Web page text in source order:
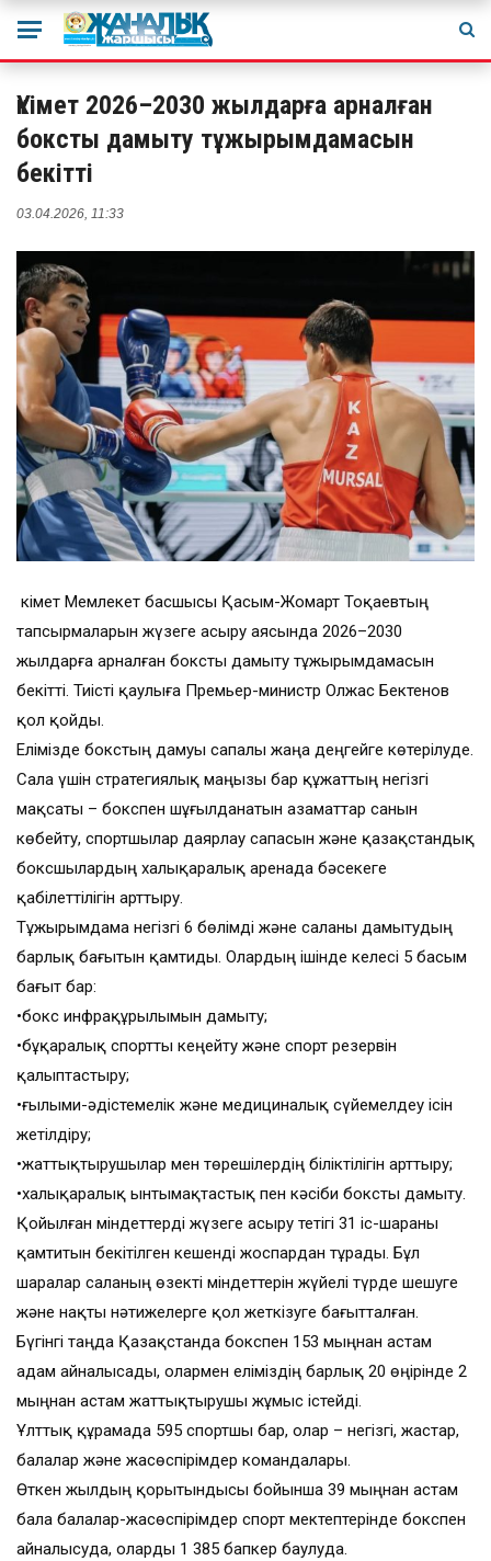
Үкімет 2026–2030 жылдарға арналған
боксты дамыту тұжырымдамасын
бекітті
03.04.2026, 11:33
Үкімет Мемлекет басшысы Қасым-Жомарт Тоқаевтың
тапсырмаларын жүзеге асыру аясында 2026–2030
жылдарға арналған боксты дамыту тұжырымдамасын
бекітті. Тиісті қаулыға Премьер-министр Олжас Бектенов
қол қойды.
Елімізде бокстың дамуы сапалы жаңа деңгейге көтерілуде.
Сала үшін стратегиялық маңызы бар құжаттың негізгі
мақсаты – бокспен шұғылданатын азаматтар санын
көбейту, спортшылар даярлау сапасын және қазақстандық
боксшылардың халықаралық аренада бәсекеге
қабілеттілігін арттыру.
Тұжырымдама негізгі 6 бөлімді және саланы дамытудың
барлық бағытын қамтиды. Олардың ішінде келесі 5 басым
бағыт бар:
•бокс инфрақұрылымын дамыту;
•бұқаралық спортты кеңейту және спорт резервін
қалыптастыру;
•ғылыми-әдістемелік және медициналық сүйемелдеу ісін
жетілдіру;
•жаттықтырушылар мен төрешілердің біліктілігін арттыру;
•халықаралық ынтымақтастық пен кәсіби боксты дамыту.
Қойылған міндеттерді жүзеге асыру тетігі 31 іс-шараны
қамтитын бекітілген кешенді жоспардан тұрады. Бұл
шаралар саланың өзекті міндеттерін жүйелі түрде шешуге
және нақты нәтижелерге қол жеткізуге бағытталған.
Бүгінгі таңда Қазақстанда бокспен 153 мыңнан астам
адам айналысады, олармен еліміздің барлық 20 өңірінде 2
мыңнан астам жаттықтырушы жұмыс істейді.
Ұлттық құрамада 595 спортшы бар, олар – негізгі, жастар,
балалар және жасөспірімдер командалары.
Өткен жылдың қорытындысы бойынша 39 мыңнан астам
бала балалар-жасөспірімдер спорт мектептерінде бокспен
айналысуда, оларды 1 385 бапкер баулуда.